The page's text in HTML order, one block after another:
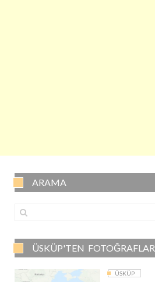
ARAMA
ÜSKÜP'TEN FOTOĞRAFLAR
ÜSKÜP